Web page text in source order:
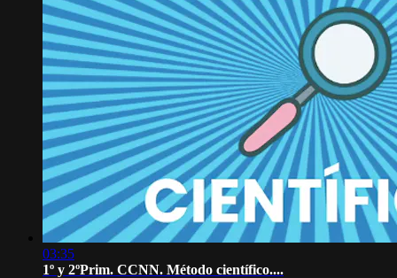
03:35
1º y 2ºPrim. CCNN. Método científico....